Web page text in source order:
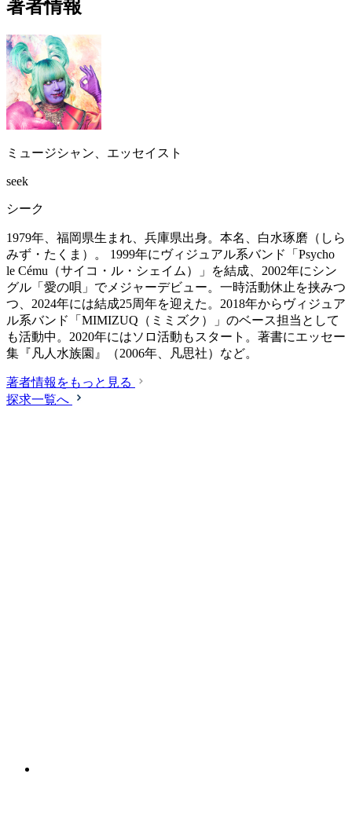
著者情報
ミュージシャン、エッセイスト
seek
シーク
1979年、福岡県生まれ、兵庫県出身。本名、白水琢磨（しら
みず・たくま）。 1999年にヴィジュアル系バンド「Psycho
le Cému（サイコ・ル・シェイム）」を結成、2002年にシン
グル「愛の唄」でメジャーデビュー。一時活動休止を挟みつ
つ、2024年には結成25周年を迎えた。2018年からヴィジュア
ル系バンド「MIMIZUQ（ミミズク）」のベース担当として
も活動中。2020年にはソロ活動もスタート。著書にエッセー
集『凡人水族園』（2006年、凡思社）など。
著者情報をもっと見る
探求一覧へ